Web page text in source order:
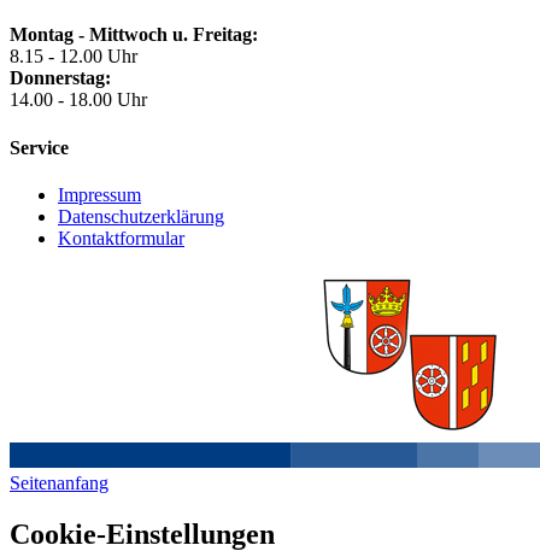
Montag - Mittwoch u. Freitag:
8.15 - 12.00 Uhr
Donnerstag:
14.00 - 18.00 Uhr
Service
Impressum
Datenschutzerklärung
Kontaktformular
Seitenanfang
Cookie-Einstellungen